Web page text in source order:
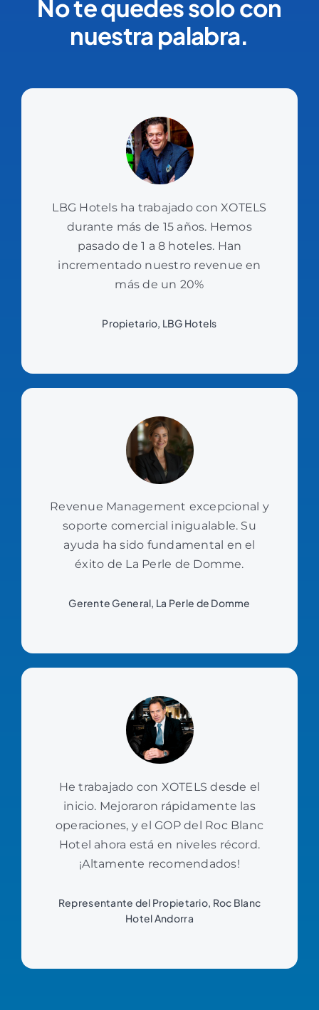
No te quedes solo con
nuestra palabra.
LBG Hotels ha trabajado con XOTELS
durante más de 15 años. Hemos
pasado de 1 a 8 hoteles. Han
incrementado nuestro revenue en
más de un 20%
Propietario, LBG Hotels
Revenue Management excepcional y
soporte comercial inigualable. Su
ayuda ha sido fundamental en el
éxito de La Perle de Domme.
Gerente General, La Perle de Domme
He trabajado con XOTELS desde el
inicio. Mejoraron rápidamente las
operaciones, y el GOP del Roc Blanc
Hotel ahora está en niveles récord.
¡Altamente recomendados!
Representante del Propietario, Roc Blanc
Hotel Andorra